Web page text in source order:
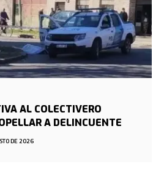
AL COLECTIVERO
A DELINCUENTE
DE 2026